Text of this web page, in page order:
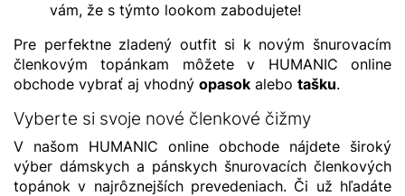
vám, že s týmto lookom zabodujete!
Pre perfektne zladený outfit si k novým šnurovacím
členkovým topánkam môžete v HUMANIC online
obchode vybrať aj vhodný opasok alebo tašku.
Vyberte si svoje nové členkové čižmy
V našom HUMANIC online obchode nájdete široký
výber dámskych a pánskych šnurovacích členkových
topánok v najrôznejších prevedeniach. Či už hľadáte